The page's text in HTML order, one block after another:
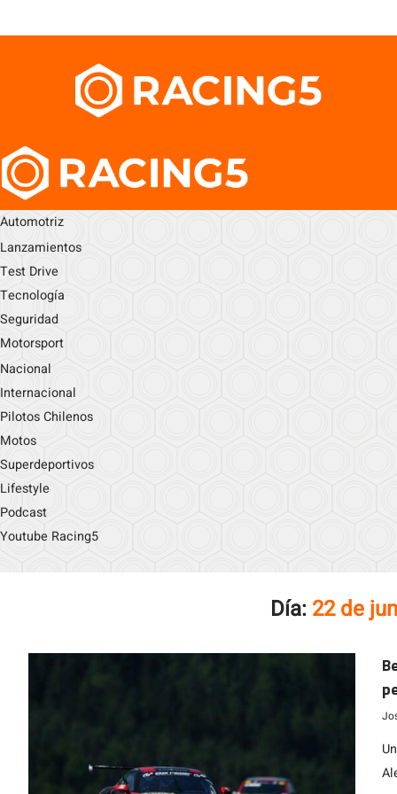
Automotriz
Lanzamientos
Test Drive
Tecnología
Seguridad
Motorsport
Nacional
Internacional
Pilotos Chilenos
Motos
Superdeportivos
Lifestyle
Podcast
Youtube Racing5
Día: 22 de